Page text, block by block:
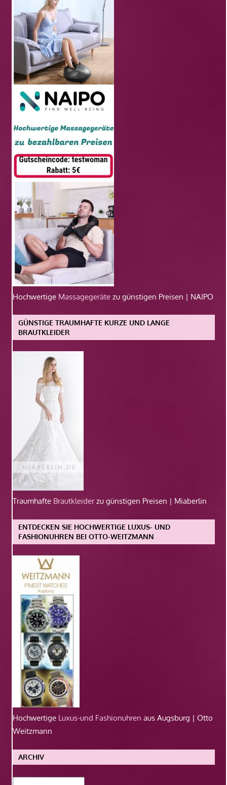
Hochwertige Massagegeräte zu günstigen Preisen | NAIPO
GÜNSTIGE TRAUMHAFTE KURZE UND LANGE
BRAUTKLEIDER
Traumhafte Brautkleiderzu günstigen Preisen | Miaberlin
ENTDECKEN SIE HOCHWERTIGE LUXUS- UND
FASHIONUHREN BEI OTTO-WEITZMANN
Hochwertige Luxus-und Fashionuhren aus Augsburg | Otto
Weitzmann
ARCHIV